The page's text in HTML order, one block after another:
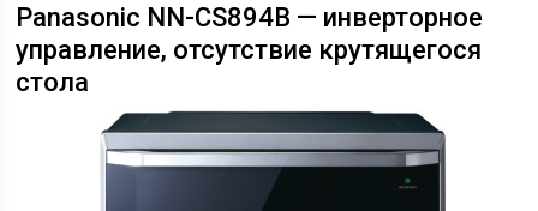
Panasonic NN-CS894B — инверторное
управление, отсутствие крутящегося
стола